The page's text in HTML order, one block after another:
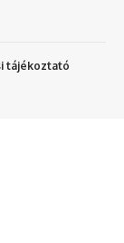
tájékoztató